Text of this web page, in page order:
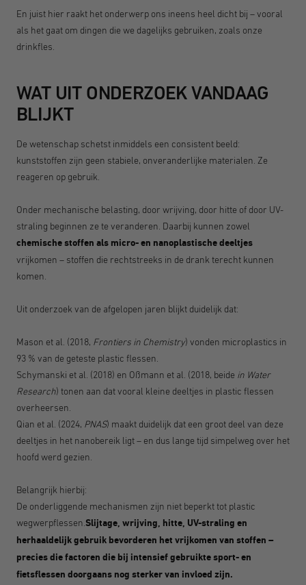
En juist hier raakt het onderwerp ons ineens heel dicht bij – vooral
als het gaat om dingen die we dagelijks gebruiken, zoals onze
drinkfles.
WAT UIT ONDERZOEK VANDAAG
BLIJKT
De wetenschap schetst inmiddels een consistent beeld:
kunststoffen zijn geen stabiele, onveranderlijke materialen. Ze
reageren op gebruik.
Onder mechanische belasting, door wrijving, door hitte of door UV-
straling beginnen ze te veranderen. Daarbij kunnen zowel
chemische stoffen als micro- en nanoplastische deeltjes
vrijkomen – stoffen die rechtstreeks in de drank terecht kunnen
komen.
Uit onderzoek van de afgelopen jaren blijkt duidelijk dat:
Mason et al. (2018, Frontiers in Chemistry) vonden microplastics in
93 % van de geteste plastic flessen.
Schymanski et al. (2018) en Oßmann et al. (2018, beide in Water
Research) tonen aan dat vooral kleine deeltjes in plastic flessen
overheersen.
Qian et al. (2024, PNAS) maakt duidelijk dat een groot deel van deze
deeltjes in het nanobereik ligt – en dus lange tijd simpelweg over het
hoofd werd gezien.
Belangrijk hierbij:
De onderliggende mechanismen zijn niet beperkt tot plastic
wegwerpflessen. Slijtage, wrijving, hitte, UV-straling en
herhaaldelijk gebruik bevorderen het vrijkomen van stoffen –
precies die factoren die bij intensief gebruikte sport- en
fietsflessen doorgaans nog sterker van invloed zijn.